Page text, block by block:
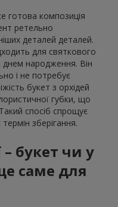
готова композиція
ретельно
деталей деталей.
для святкового
днем народження. Він
і не потребує
букет з орхідей
губки, що
спосіб спрощує
зберігання.
букет чи у
саме для